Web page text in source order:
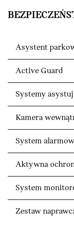
Asystent
Active Guard
Systemy
Kamera
System
Aktywna
System
Zestaw